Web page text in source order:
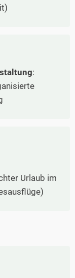
:
Urlaub im